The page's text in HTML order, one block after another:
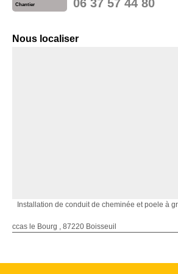
Chantier 06 37 57 44 80
Nous localiser
Installation de conduit de cheminée et poele à
ccas le Bourg , 87220 Boisseuil